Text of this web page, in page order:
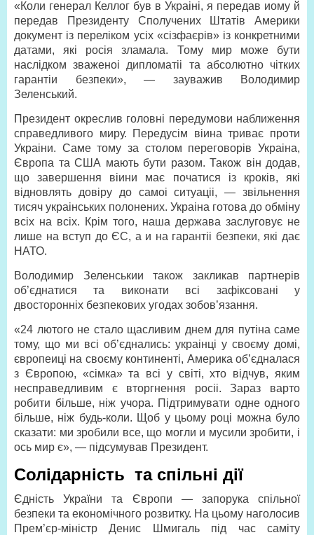
«Коли генерал Келлог був в Украіні, я передав иому й
передав Президенту Сполучених Штатів Америки
документ із переліком усіх «сізфаєрів» із конкретними
датами, які росія зламала. Тому мир може бути
наслідком зваженоі дипломатіі та абсолютно чітких
гарантіи безпеки», — зауважив Володимир
Зеленський.
Президент окреслив головні передумови наближення
справедливого миру. Передусім віина триває проти
Украіни. Саме тому за столом переговорів Украіна,
Європа та США мають бути разом. Також він додав,
що завершення віини має початися із кроків, які
відновлять довіру до самоі ситуаціі, — звільнення
тисяч украінських полонених. Украіна готова до обміну
всіх на всіх. Крім того, наша держава заслуговує не
лише на вступ до ЄС, а и на гарантіі безпеки, які дає
НАТО.
Володимир Зеленськии також закликав партнерів
об’єднатися та виконати всі зафіксовані у
двосторонніх безпекових угодах зобов’язання.
«24 лютого не стало щасливим днем для путіна саме
тому, що ми всі об’єднались: украінці у своєму домі,
європеиці на своєму континенті, Америка об’єдналася
з Європою, «сімка» та всі у світі, хто відчув, яким
несправедливим є вторгнення росіі. Зараз варто
робити більше, ніж учора. Підтримувати одне одного
більше, ніж будь-коли. Щоб у цьому році можна було
сказати: ми зробили все, що могли и мусили зробити, і
ось мир є», — підсумував Президент.
Солідарність та спільні дії
Єдність України та Європи — запорука спільної
безпеки та економічного розвитку. На цьому наголосив
Прем’єр-міністр Денис Шмигаль під час саміту